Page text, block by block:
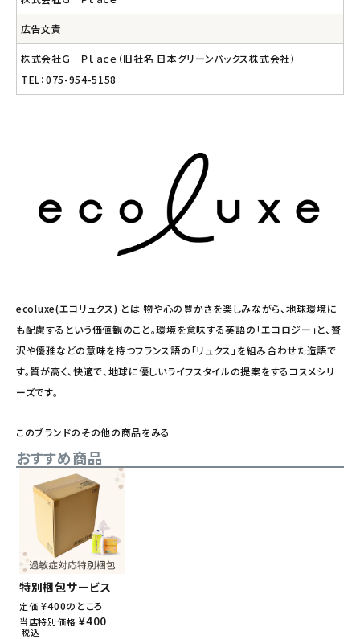
広告文責
株式会社Ｇ‐Ｐｌａｃｅ（旧社名 日本グリーンパックス株式会社）
TEL：075-954-5158
ecoluxe(エコリュクス) とは 物や心の豊かさを楽しみながら、地球環境に
も配慮するという価値観のこと。環境を意味する英語の「エコロジー」と、贅
沢や優雅などの意味を持つフランス語の「リュクス」を組み合わせた造語で
す。質が高く、快適で、地球に優しいライフスタイルの提案をするコスメシリ
ーズです。
このブランドのその他の商品をみる
おすすめ商品
特別梱包サービス
定価 ¥400のところ
当店特別価格 ¥400
税込